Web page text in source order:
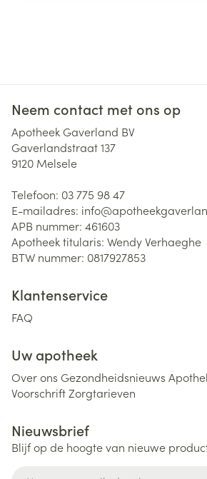
Neem contact met ons op
Apotheek Gaverland BV
Gaverlandstraat 137
9120 Melsele
Telefoon: 03 775 98 47
E-mailadres: info@
APB nummer: 461603
Apotheek titularis: Wendy Verhaeghe
BTW nummer: 0817927853
Klantenservice
FAQ
Uw apotheek
Over ons Gezondheidsnieuws
VoorschriftZorgtarieven
Nieuwsbrief
Blijf op de hoogte van nieuwe